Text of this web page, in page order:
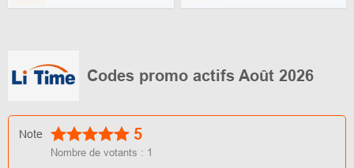
Codes promo actifs Août 2026
Note 5
Nombre de votants : 1